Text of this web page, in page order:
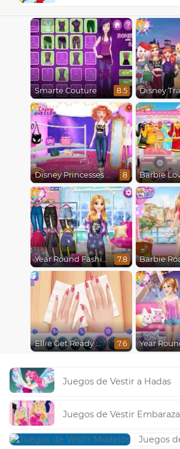
Smarte Couture 8.5
Disney Princesses Runway Show 8
Year Round Fashionista Rapunzel 7.8
Ellie Get Ready With Me 2 7.6
Juegos de Vestir a Hadas
Juegos de Vestir
Juegos